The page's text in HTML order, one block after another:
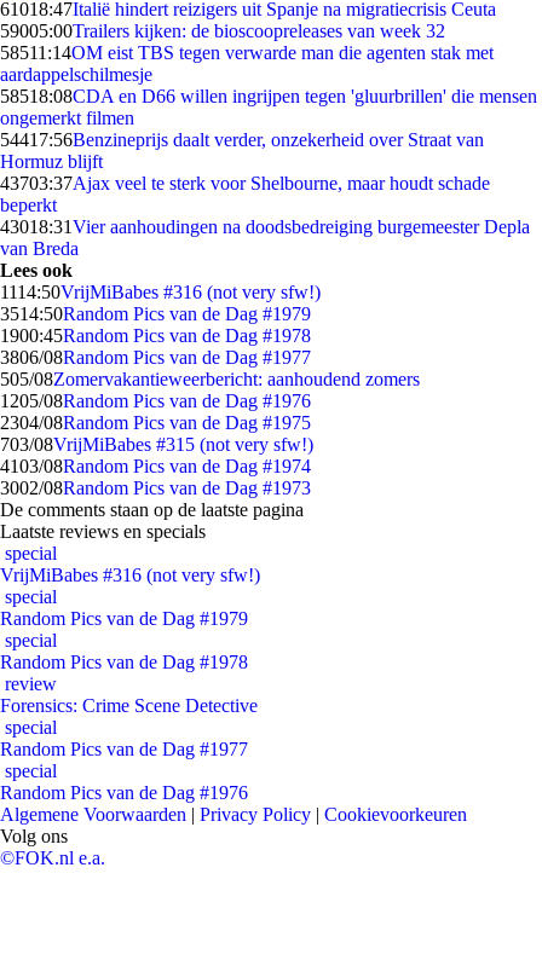
61018:47Italië hindert reizigers uit Spanje na migratiecrisis Ceuta
59005:00Trailers kijken: de bioscoopreleases van week 32
58511:14OM eist TBS tegen verwarde man die agenten stak met
aardappelschilmesje
58518:08CDA en D66 willen ingrijpen tegen 'gluurbrillen' die mensen
ongemerkt filmen
54417:56Benzineprijs daalt verder, onzekerheid over Straat van
Hormuz blijft
43703:37Ajax veel te sterk voor Shelbourne, maar houdt schade
beperkt
43018:31Vier aanhoudingen na doodsbedreiging burgemeester Depla
van Breda
Lees ook
1114:50VrijMiBabes #316 (not very sfw!)
3514:50Random Pics van de Dag #1979
1900:45Random Pics van de Dag #1978
3806/08Random Pics van de Dag #1977
505/08Zomervakantieweerbericht: aanhoudend zomers
1205/08Random Pics van de Dag #1976
2304/08Random Pics van de Dag #1975
703/08VrijMiBabes #315 (not very sfw!)
4103/08Random Pics van de Dag #1974
3002/08Random Pics van de Dag #1973
De comments staan op de laatste pagina
Laatste reviews en specials
special
VrijMiBabes #316 (not very sfw!)
special
Random Pics van de Dag #1979
special
Random Pics van de Dag #1978
review
Forensics: Crime Scene Detective
special
Random Pics van de Dag #1977
special
Random Pics van de Dag #1976
Algemene Voorwaarden | Privacy Policy | Cookievoorkeuren
Volg ons
©FOK.nl e.a.